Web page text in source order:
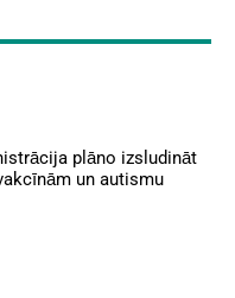
plāno izsludināt
un autismu